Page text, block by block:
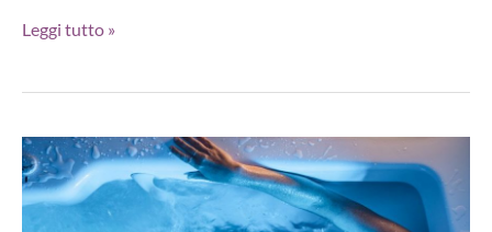
Hotel
Malgrate,
la
spa
panoramica
Leggi tutto »